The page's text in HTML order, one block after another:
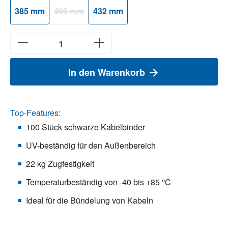
385 mm 400 mm(Diese Option ist zurzeit nicht verfügbar.)
432 mm
In den Warenkorb
Top-Features:
100 Stück schwarze Kabelbinder
UV-beständig für den Außenbereich
22 kg Zugfestigkeit
Temperaturbeständig von -40 bis +85 °C
Ideal für die Bündelung von Kabeln